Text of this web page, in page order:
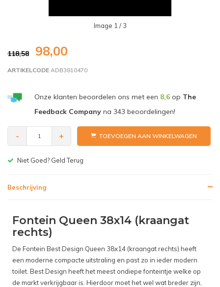
Image 1 / 3
118,58 98,00
ARTIKELCODE ADB3810470
Onze klanten beoordelen ons met een 8,6op The
Feedback Companyna 343 beoordelingen!
- + TOEVOEGEN AAN WINKELWAGEN
Niet Goed? Geld Terug
Beschrijving
Fontein Queen 38x14 (kraangat
rechts)
De Fontein Best Design Queen 38x14 (kraangat rechts) heeft
een moderne compacte uitstraling en past zo in ieder modern
toilet. Best Design heeft het meest ondiepe fonteintje welke op
de markt verkrijgbaar is. Hierdoor moet het wel wat breder zijn,